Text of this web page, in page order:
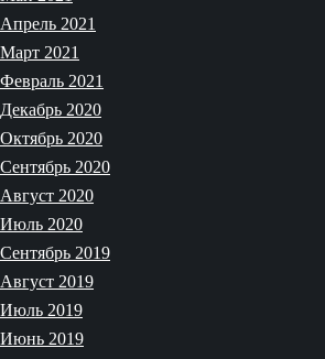
Апрель 2021
Март 2021
Февраль 2021
Декабрь 2020
Октябрь 2020
Сентябрь 2020
Август 2020
Июль 2020
Сентябрь 2019
Август 2019
Июль 2019
Июнь 2019